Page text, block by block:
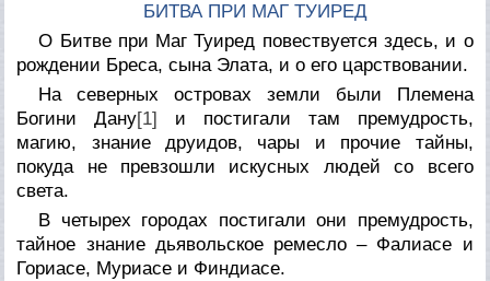
БИТВА ПРИ МАГ ТУИРЕД
О Битве при Маг Туиред повествуется здесь, и о
рождении Бреса, сына Элата, и о его царствовании.
Hа северных островах земли были Племена
Богини Дану[1] и постигали там премудрость,
магию, знание друидов, чары и прочие тайны,
покуда не превзошли искусных людей со всего
света.
В четырех городах постигали они премудрость,
тайное знание дьявольское ремесло – Фалиасе и
Гориасе, Муриасе и Финдиасе.